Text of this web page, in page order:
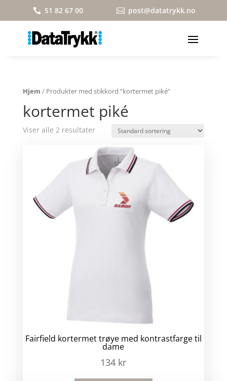
 51 82 67 00  post@datatrykk.no
Hjem / Produkter med stikkord “kortermet piké”
kortermet piké
Viser alle 2 resultater
Fairfield kortermet trøye med kontrastfarge til
dame
134 kr